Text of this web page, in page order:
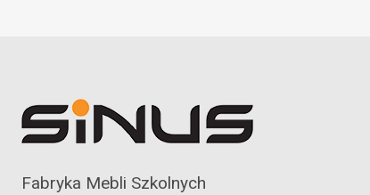
Fabryka Mebli Szkolnych